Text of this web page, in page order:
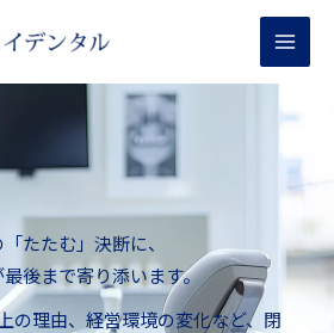
たたむ」決断に、
後まで寄り添います。
の理由、経営環境の変化など、閉